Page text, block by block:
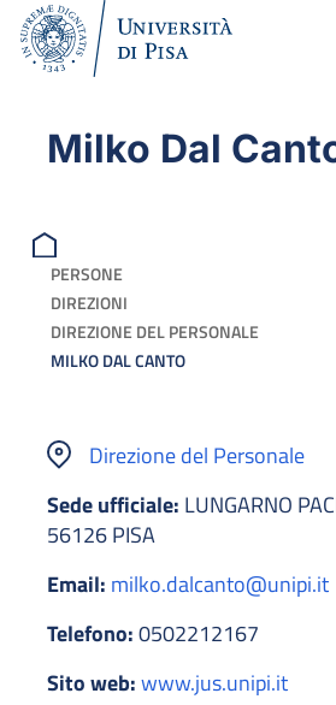
Milko Dal
PERSONE
DIREZIONI
DIREZIONE DEL PERSONALE
MILKO DAL CANTO
Direzione del Personale
Sede ufficiale: LUNGARNO
56126 PISA
Email: milko.dalcanto@unipi.it
Telefono:0502212167
Sito web:www.jus.unipi.it